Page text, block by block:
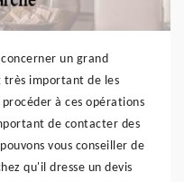
un grand
très important de les
à ces opérations
de contacter des
vous conseiller de
qu'il dresse un devis